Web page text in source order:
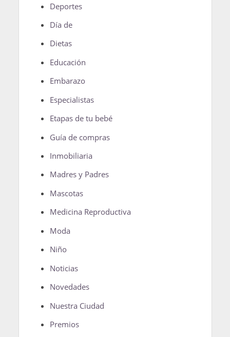
Deportes
Día de
Dietas
Educación
Embarazo
Especialistas
Etapas de tu bebé
Guía de compras
Inmobiliaria
Madres y Padres
Mascotas
Medicina Reproductiva
Moda
Niño
Noticias
Novedades
Nuestra Ciudad
Premios